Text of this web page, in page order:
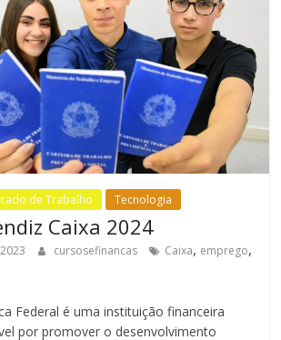
de Trabalho Tecnologia
Caixa 2024
cursosefinancas Caixa, emprego,
Federal é uma instituição financeira
por promover o desenvolvimento